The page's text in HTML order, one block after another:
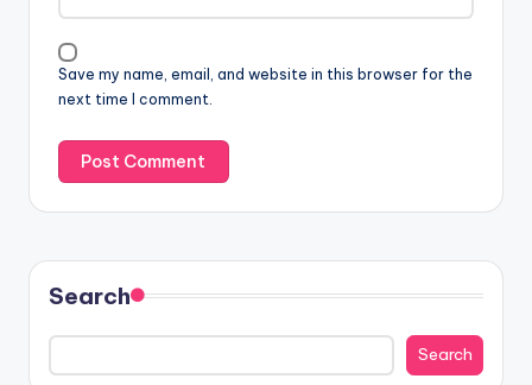
Save my name, email, and website in this browser for the
next time I comment.
Search
Search